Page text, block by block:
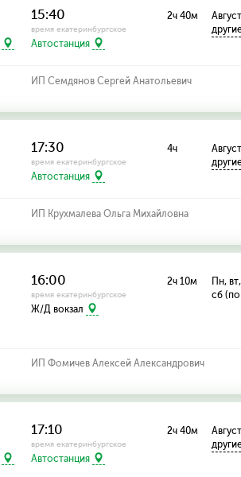
15:40
время екатеринбургское
Автостанция
2ч 40м
ИП Семдянов Сергей Анатольевич
17:30
время екатеринбургское
Автостанция
4ч
ИП Крухмалева Ольга Михайловна
16:00
время екатеринбургское
Ж/Д вокзал
2ч 10м
Пн,
сб
ИП Фомичев Алексей Александрович
17:10
время екатеринбургское
Автостанция
2ч 40м